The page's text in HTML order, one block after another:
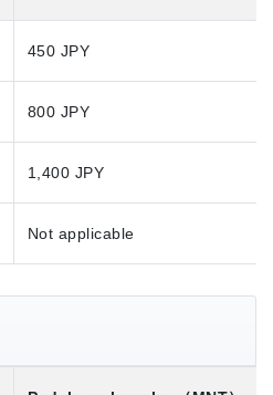
450 JPY
800 JPY
1,400 JPY
Not applicable